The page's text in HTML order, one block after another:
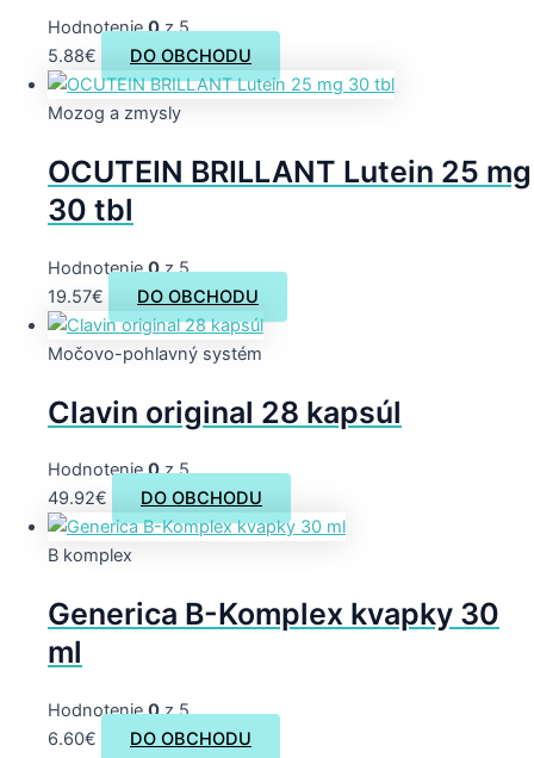
Hodnotenie0z 5
5.88€ DO OBCHODU
Mozog a zmysly
OCUTEIN BRILLANT Lutein 25 mg
30 tbl
Hodnotenie0z 5
19.57€ DO OBCHODU
Močovo-pohlavný systém
Clavin original 28 kapsúl
Hodnotenie0z 5
49.92€ DO OBCHODU
B komplex
Generica B-Komplex kvapky 30
ml
Hodnotenie0z 5
6.60€ DO OBCHODU